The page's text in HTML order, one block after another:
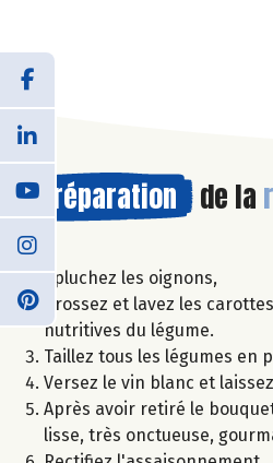
Préparation de la
Epluchez les oignons,
Brossez et lavez les
nutritives du légume.
Taillez tous les légumes en
Versez le vin blanc et
Après avoir retiré le
lisse, très onctueuse,